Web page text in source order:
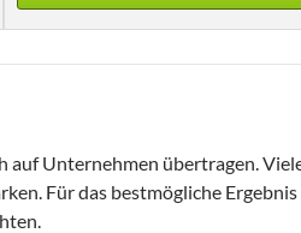
auf Unternehmen übertragen.
Für das bestmögliche Ergebnis